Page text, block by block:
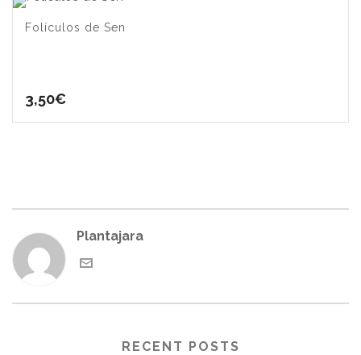
Folículos de Sen
3,50€
Plantajara
RECENT POSTS